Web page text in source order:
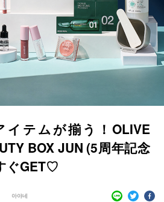
テムが揃う！OLIVE
BOX JUN (5周年記念
ぐGET♡
아야네